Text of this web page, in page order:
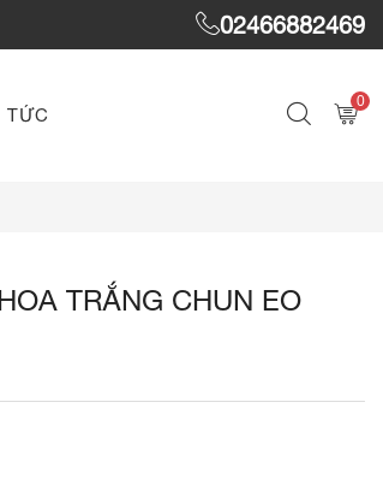
02466882469
TỨC
0
TRẮNG CHUN EO